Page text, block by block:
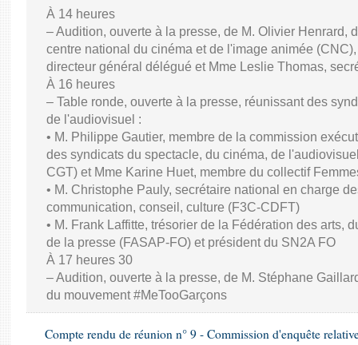
À 14 heures
– Audition, ouverte à la presse, de M. Olivier Henrard,
centre national du cinéma et de l'image animée
directeur général délégué et Mme Leslie Thomas,
À 16 heures
– Table ronde, ouverte à la presse, réunissant des
de l'audiovisuel :
• M. Philippe Gautier, membre de la commission
des syndicats du spectacle, du cinéma, de
CGT) et Mme Karine Huet, membre du collectif
• M. Christophe Pauly, secrétaire national en charge
communication, conseil, culture (F3C-CDFT)
• M. Frank Laffitte, trésorier de la Fédération des arts,
de la presse (FASAP-FO) et président du SN2A FO
À 17 heures 30
– Audition, ouverte à la presse, de M. Stéphane
du mouvement #MeTooGarçons
Compte rendu de réunion n° 9 - Commission d'enquête